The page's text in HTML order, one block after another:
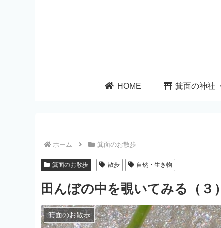
HOME 箕面の神社
ホーム 箕面のお散歩
箕面のお散歩 散歩 自然・生き物
田んぼの中を覗いてみる（３）
箕面のお散歩